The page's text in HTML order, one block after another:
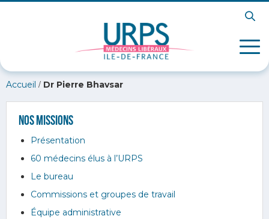
Accueil / Dr Pierre Bhavsar
Nos missions
Présentation
60 médecins élus à l’URPS
Le bureau
Commissions et groupes de travail
Équipe administrative